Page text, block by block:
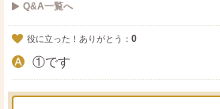
Q&A一覧へ
役に立った！ありがとう： 0
①です